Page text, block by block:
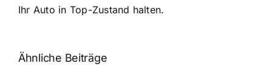
Ihr Auto in Top-Zustand halten.
Ähnliche Beiträge